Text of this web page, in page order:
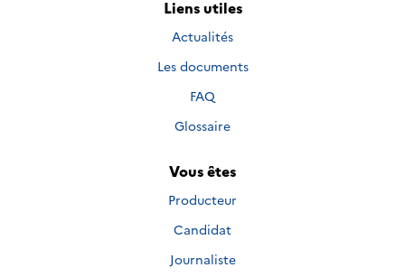
Liens utiles
Actualités
Les documents
FAQ
Glossaire
Vous êtes
Producteur
Candidat
Journaliste